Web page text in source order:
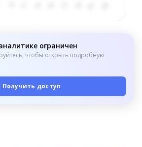
ограничен
чтобы открыть подробную
Получить доступ